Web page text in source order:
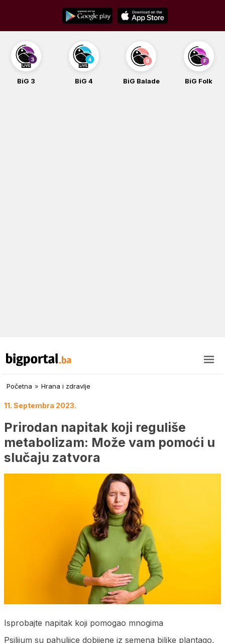
content
BiG 3 BiG 4 BiG Balade BiG Folk
Početna » Hrana i zdravlje
11. Septembra 2023.
Prirodan napitak koji reguliše
metabolizam: Može vam pomoći u
slučaju zatvora
Isprobajte napitak koji pomogao mnogima
Psilijum su pahuljice dobijene iz semena biljke plantago,